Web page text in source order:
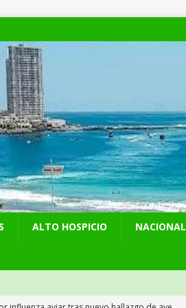
ALTO HOSPICIO NACIONAL